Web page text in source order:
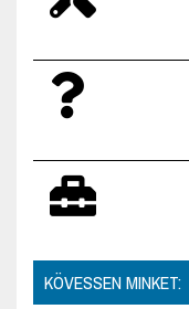
KÖVESSEN MINKET: